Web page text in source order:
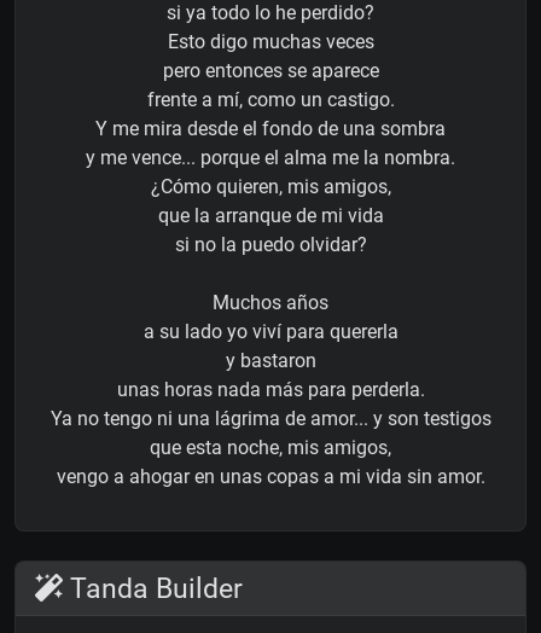
si ya todo lo he perdido?
Esto digo muchas veces
pero entonces se aparece
frente a mí, como un castigo.
Y me mira desde el fondo de una sombra
y me vence... porque el alma me la nombra.
¿Cómo quieren, mis amigos,
que la arranque de mi vida
si no la puedo olvidar?
Muchos años
a su lado yo viví para quererla
y bastaron
unas horas nada más para perderla.
Ya no tengo ni una lágrima de amor... y son testigos
que esta noche, mis amigos,
vengo a ahogar en unas copas a mi vida sin amor.
Tanda Builder